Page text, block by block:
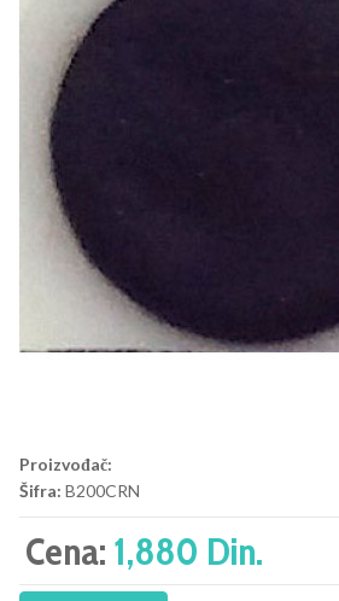
Proizvođač:
Šifra: B200CRN
Cena: 1,880 Din.